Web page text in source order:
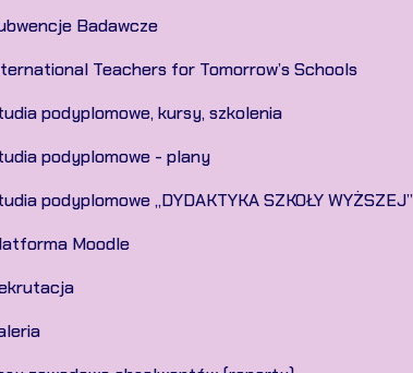
Badawcze
Teachers for Tomorrow’s Schools
podyplomowe, kursy, szkolenia
podyplomowe - plany
podyplomowe „DYDAKTYKA SZKOŁY WYŻSZEJ”
Moodle